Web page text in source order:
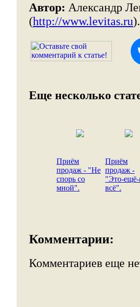
Автор: Александр
(http://www.levitas.ru).
Еще несколько
Приём
продаж - "Не
спорь со
мной".
Приём
продаж -
"Это-ещё-
всё".
Комментарии:
Комментариев еще